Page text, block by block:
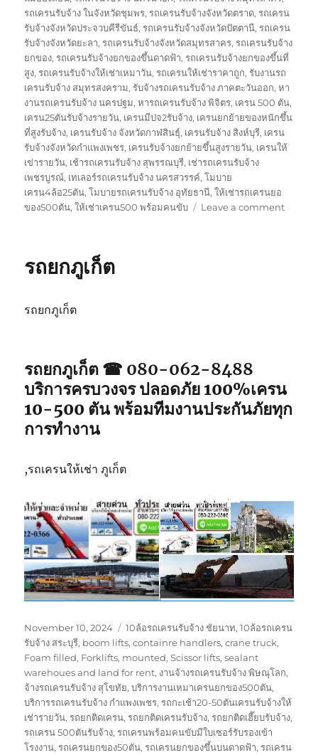
รถเครนรับจ้าง ในจังหวัดชุมพร,รถเครนรับจ้างจังหวัดตราด,รถเครน
รับจ้างจังหวัดประจวบคีรีขันธ์,รถเครนรับจ้างจังหวัดปัตตานี,รถเครน
รับจ้างจังหวัดยะลา,รถเครนรับจ้างจังหวัดสมุทรสาคร,รถเครนรับจ้าง
ยกของ,รถเครนรับจ้างยกของขึ้นดาดฟ้า,รถเครนรับจ้างยกของขึ้นที่
สูง,รถเครนรับจ้างให้เช่าเหมาวัน,รถเครนให้เช่าราคาถูก,รับงานรถ
เครนรับจ้าง สมุทรสงคราม,รับจ้างรถเครนรับจ้าง ภาคตะวันออก,หา
งานรถเครนรับจ้าง นครปฐม,หารถเครนรับจ้าง พิจิตร, เครน 500 ตัน,
เครน25ตันรับจ้างรายวัน, เครนมีปจ2รับจ้าง, เครนยกย้ายของหนักขึ้น
ที่สูงรับจ้าง, เครนรับจ้าง จังหวัดกาฬสินธุ์, เครนรับจ้าง สิงห์บุรี, เครน
รับจ้างจังหวัดกำแพงเพชร, เครนรับจ้างยกย้ายขึ้นสูงรายวัน, เครนให้
เข่ารายวัน, เช้ารถเครนรับจ้าง สุพรรณบุรี, เช่ารถเครนรับจ้าง
เพชรบูรณ์, เทเลอร์รถเครนรับจ้าง นครสวรรค์,โมบาย
เครน4ล้อ25ตัน,โมบายรถเครนรับจ้าง อุทัยธานี,ให้เช่ารถเครนยอ
ของ500ตัน,ให้เช่าเครน500 พร้อมคนขับ Leave a commenton
รถยกภูเก็ต
รถยกภูเก็ต
รถยกภูเก็ต ☎ 080-062-8488
บริการครบวงจร ปลอดภัย 100%เครน
10-500 ตัน พร้อมทีมงานประกันภัยทุก
การทำงาน
,รถเครนให้เช่า ภูเก็ต
Posted
on
November 10, 2024 Tags
10ล้อรถเครนรับจ้าง ชัยนาท,10ล้อรถเครน
รับจ้าง สระบุรี, boom lifts,containre handlers,crane truck,
Foam filled, Forklifts, mounted,Scissor lifts,sealant
warehoues and land for rent, งานจ้างรถเครนรับจ้าง พิษณุโลก,
จ้างรถเครนรับจ้าง สุโขทัย,บริการงานเหมาเครนยกของ500ตัน,
บริการรถเครนรับจ้าง กำแพงเพชร,รถกะเช้า20-50ตันเครนรับจ้างให้
เช่ารายวัน,รถยกติดเครน,รถยกติดเครนรับจ้าง,รถยกติดเฮี๊ยบรับจ้าง,
รถเครน 500ตันรับจ้าง,รถเครนพร้อมคนขับมีใบเซอร์รับรองเข้า
โรงงาน,รถเครนยกของ50ตัน,รถเครนยกของขึ้นบนดาดฟ้า,รถเครน